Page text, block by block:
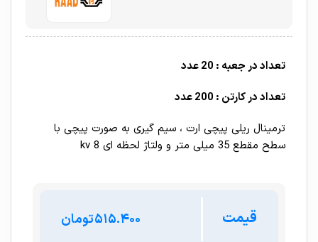
تعداد در جعبه : 20 عدد
تعداد در کارتن : 200 عدد
ترمینال ریلی پیچی ارت ، سیم گیری به صورت پیچی با
سطح مقطع 35 میلی متر و ولتاژ لحظه ای 8 kv
قیمت تومان